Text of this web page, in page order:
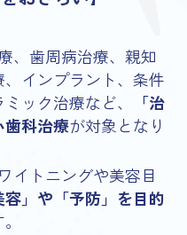
、歯周病治療、親知
インプラント、条件
ック治療など、
「治
科治療が対象となり
イトニングや美容目
容」や「予防」を目的